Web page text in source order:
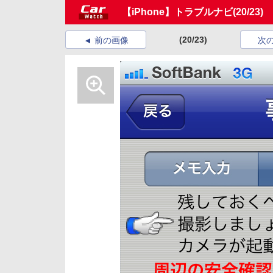
【iPhone】トラブルナビ(20/23)
前の画像 (20/23) 次